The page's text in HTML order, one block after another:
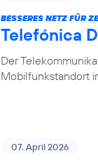
BESSERES NETZ FÜR
Telefónica
Der
Mobilfunkstandort
07. April 2026